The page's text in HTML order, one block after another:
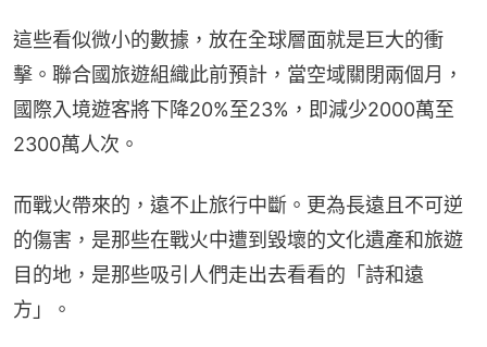
這些看似微小的數據，放在全球層面就是巨大的衝
擊。聯合國旅遊組織此前預計，當空域關閉兩個月，
國際入境遊客將下降20%至23%，即減少2000萬至
2300萬人次。
而戰火帶來的，遠不止旅行中斷。更為長遠且不可逆
的傷害，是那些在戰火中遭到毀壞的文化遺產和旅遊
目的地，是那些吸引人們走出去看看的「詩和遠
方」。